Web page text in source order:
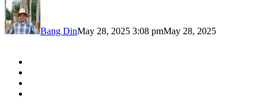
Bang DinMay 28, 2025 3:08 pmMay 28, 2025